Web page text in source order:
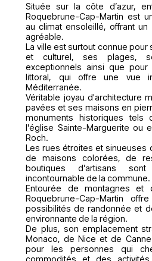
Située sur la côte d’azur,
Roquebrune-Cap-Martin est
au climat ensoleillé, offrant
agréable.
La ville est surtout connue
et culturel, ses plages,
exceptionnels ainsi que
littoral, qui offre une vue
Méditerranée.
Véritable joyau d'architecture
pavées et ses maisons en
monuments historiques tels
l'église Sainte-Marguerite ou
Roch.
Les rues étroites et sinueuses
de maisons colorées, de
boutiques d’artisans
incontournable de la commune.
Entourée de montagnes
Roquebrune-Cap-Martin
possibilités de randonnée et
environnante de la région.
De plus, son emplacement
Monaco, de Nice et de
pour les personnes qui
commodités et des